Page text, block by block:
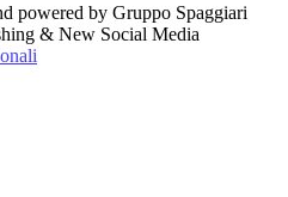
powered by Gruppo Spaggiari
& New Social Media